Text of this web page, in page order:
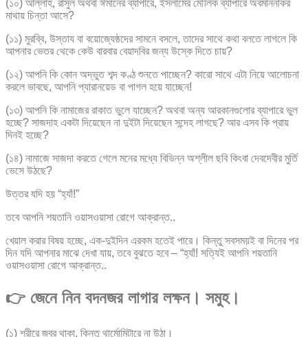
(১০) আল্লাহ, রাসুল অথবা ঈমানের ব্যাপারে, ইসলামের মৌলিক ব্যাপারে অবমাননাকর
মাথায় চিন্তা আসে?
(১১) মুরব্বি, উস্তায বা বয়োজ্যেষ্ঠদের সামনে বসলে, তাদের সাথে কথা বলতে লাগলে কি
আপনার ভেতর থেকে কেউ বারবার বেয়াদবির জন্য উস্কে দিতে চায়?
(১২) আপনি কি কোন অদ্ভুত শব্দ কণ্ঠ শুনতে পাচ্ছেন? কারো সাথে এটা নিয়ে আলোচনা
করলে ভাবছে, আপনি প্যারানয়েড বা পাগল হয়ে যাচ্ছেন!
(১৩) আপনি কি নামাজের রাকাত ভুলে যাচ্ছেন? অথবা অন্য আরকানগুলোর ব্যাপারে ভুল
হচ্ছে? সাজদাহ একটা দিয়েছেন না দুইটা দিয়েছেন সন্দেহ লাগছে? আর এসব কি প্রায়
দিনই হচ্ছে?
(১৪) নামাজে সাজদা করতে গেলে মনের মধ্যে বিভিন্ন অশ্লীল ছবি কিংবা দেবদেবীর মুর্তি
ভেসে উঠছে?
উত্তর যদি হয় “হ্যাঁ!”
তবে আপনি শয়তানি ওয়াসওয়াসা রোগে আক্রান্ত..
খেয়াল করার বিষয় হচ্ছে, এক-দুইদিন এরকম হতেই পারে। কিন্তু সবসময়ই বা দিনের পর
দিন যদি আপনার মাঝে দেখা যায়, তবে বুঝতে হবে – “হ্যাঁ! সত্যিই আপনি শয়তানি
ওয়াসওয়াসা রোগে আক্রান্ত..
👉 জেনে নিন বদনজর লাগার লক্ষন। সমুহ।
(১) শরীরে জ্বর থাকা, কিন্তু থার্মোমিটারে না উঠা।